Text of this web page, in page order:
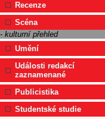
Recenze
Scéna
- kulturní přehled
Umění
Události redakcí
zaznamenané
Publicistika
Studentské studie